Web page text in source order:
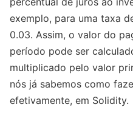
exemplo, para uma taxa
0.03. Assim, o valor do
período pode ser
multiplicado pelo valor
nós já sabemos como
efetivamente, em Solidity.